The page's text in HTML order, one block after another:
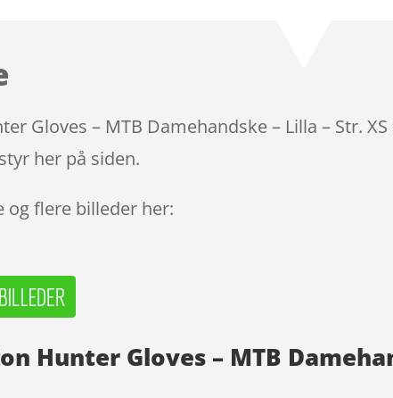
Gloves – MTB Damehandske – Lilla – Str.
her på siden.
og flere billeder her:
Hunter Gloves – MTB